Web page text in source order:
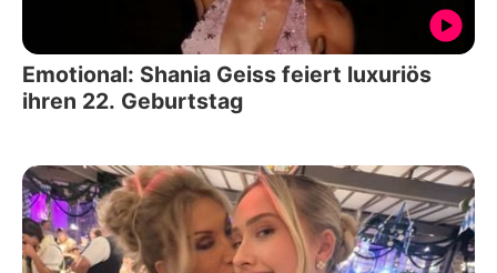
Emotional: Shania Geiss feiert luxuriös
ihren 22. Geburtstag